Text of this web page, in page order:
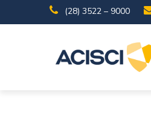
(28) 3522 – 9000